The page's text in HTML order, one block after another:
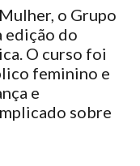
o Grupo
edição do
O curso foi
feminino e
e
sobre